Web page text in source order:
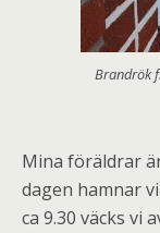
Brandrök
Mina föräldrar
dagen hamnar
ca 9.30 väcks vi